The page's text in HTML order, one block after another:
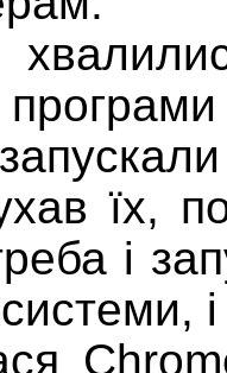
їх,
і
системи,